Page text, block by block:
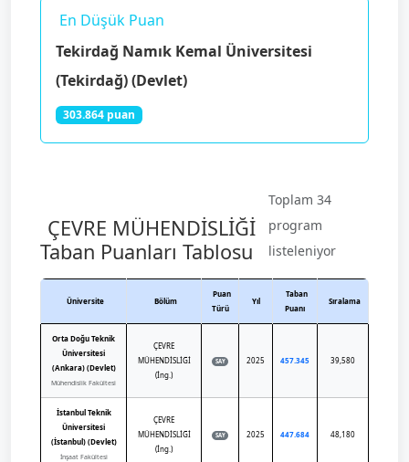
En Düşük Puan
Tekirdağ Namık Kemal Üniversitesi
(Tekirdağ) (Devlet)
303.864 puan
ÇEVRE MÜHENDİSLİĞİ
Taban Puanları Tablosu
Toplam 34
program
listeleniyor
Üniversite Bölüm
Puan
Türü
Yıl
Taban
Puanı
Sıralama
Orta Doğu Teknik
Üniversitesi
(Ankara) (Devlet)
Mühendislik Fakültesi
ÇEVRE
MÜHENDİSLİĞİ
(İng.)
SAY 2025 457.345 39,580
İstanbul Teknik
Üniversitesi
(İstanbul) (Devlet)
İnşaat Fakültesi
ÇEVRE
MÜHENDİSLİĞİ
(İng.)
SAY 2025 447.684 48,180